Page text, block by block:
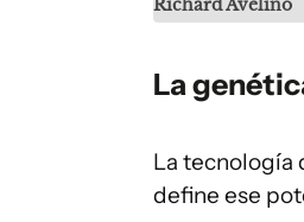
Richard Avelino
La
La tecnología
define ese